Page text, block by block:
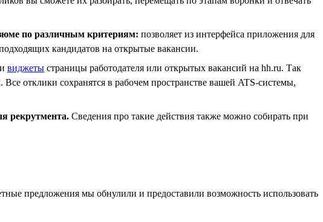
по различным критериям: позволяет из интерфейса приложения для
кандидатов на открытые вакансии.
виджеты страницы работодателя или открытых вакансий на hh.ru. Так
отклики сохранятся в рабочем пространстве вашей ATS-системы,
рекрутмента. Сведения про такие действия также можно собирать при
предложения мы обнулили и предоставили возможность использовать